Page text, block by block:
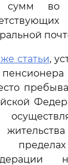
сумм
статьи,